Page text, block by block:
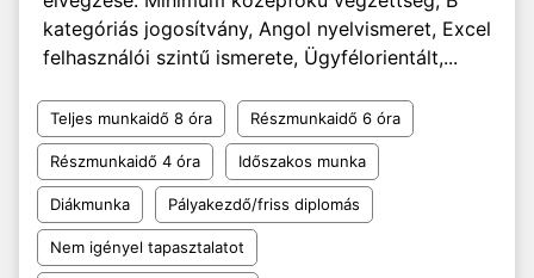
kategóriás jogosítvány, Angol nyelvismeret, Excel
felhasználói szintű ismerete, Ügyfélorientált,...
Teljes munkaidő 8 óra Részmunkaidő 6 óra
Részmunkaidő 4 óra Időszakos munka
Diákmunka Pályakezdő/friss diplomás
Nem igényel tapasztalatot